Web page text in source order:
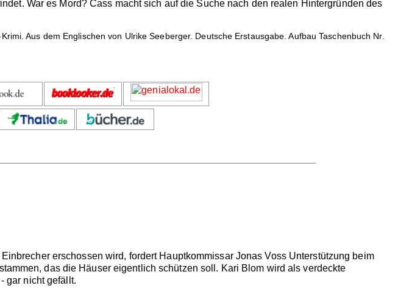
War es Mord? Cass macht sich auf die Suche nach den realen Hintergründen des
Aus dem Englischen von Ulrike Seeberger. Deutsche Erstausgabe. Aufbau Taschenbuch Nr.
erschossen wird, fordert Hauptkommissar Jonas Voss Unterstützung beim
das die Häuser eigentlich schützen soll. Kari Blom wird als verdeckte
gar nicht gefällt.